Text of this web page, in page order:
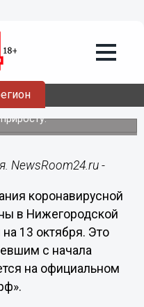
NewsRoom24.ru -
коронавирусной
в Нижегородской
13 октября. Это
с начала
на официальном